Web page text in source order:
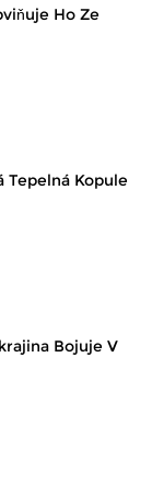
Ho Ze
Tepelná Kopule
Bojuje V